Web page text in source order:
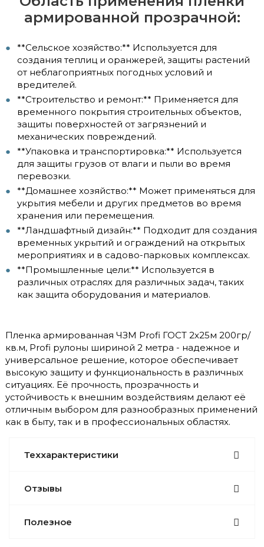
армированной прозрачной:
**Сельское хозяйство:** Используется для
создания теплиц и оранжерей, защиты растений
от неблагоприятных погодных условий и
вредителей.
**Строительство и ремонт:** Применяется для
временного покрытия строительных объектов,
защиты поверхностей от загрязнений и
механических повреждений.
**Упаковка и транспортировка:** Используется
для защиты грузов от влаги и пыли во время
перевозки.
**Домашнее хозяйство:** Может применяться для
укрытия мебели и других предметов во время
хранения или перемещения.
**Ландшафтный дизайн:** Подходит для создания
временных укрытий и ограждений на открытых
мероприятиях и в садово-парковых комплексах.
**Промышленные цели:** Используется в
различных отраслях для различных задач, таких
как защита оборудования и материалов.
Пленка армированная ЧЗМ Profi ГОСТ 2х25м 200гр/
кв.м, Profi рулоны шириной 2 метра - надежное и
универсальное решение, которое обеспечивает
высокую защиту и функциональность в различных
ситуациях. Её прочность, прозрачность и
устойчивость к внешним воздействиям делают её
отличным выбором для разнообразных применений
как в быту, так и в профессиональных областях.
Теххарактеристики
Отзывы
Полезное